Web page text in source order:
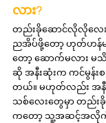
လား?
တည်းခိုဆောင်လိုလိုလေး
ညအိပ်ဖို့တော့ ဟုတ်ဟန်မ
တော့ ဆောက်မလား မ
ဆို အနီးဆုံးက ကင်မွန်
တယ်။ မဟုတ်လည်း အနီ
သစ်လေးတွေမှာ တည်း
ကတော့ သူ့အဆင့်အလိုက်